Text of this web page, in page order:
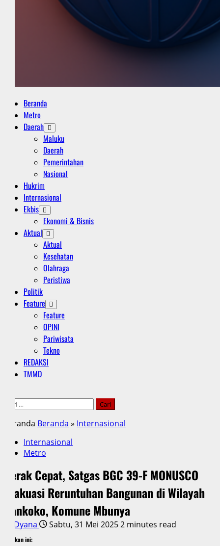
Primary
Menu
Beranda
Metro
Daerah
Maluku
Daerah
Pemerintahan
Nasional
Hukrim
Internasional
Ekbis
Ekonomi & Bisnis
Aktual
Aktual
Kesehatan
Olahraga
Peristiwa
Politik
Feature
Feature
OPINI
Pariwisata
Tekno
REDAKSI
TMMD
Cari
Beranda Beranda » Internasional
Internasional
Metro
Gerak Cepat, Satgas BGC 39-F MONUSCO
Evakuasi Reruntuhan Bangunan di Wilayah
Bankoko, Komune Mbunya
Dyana Sabtu, 31 Mei 20252 minutes read
Bagikan ini: